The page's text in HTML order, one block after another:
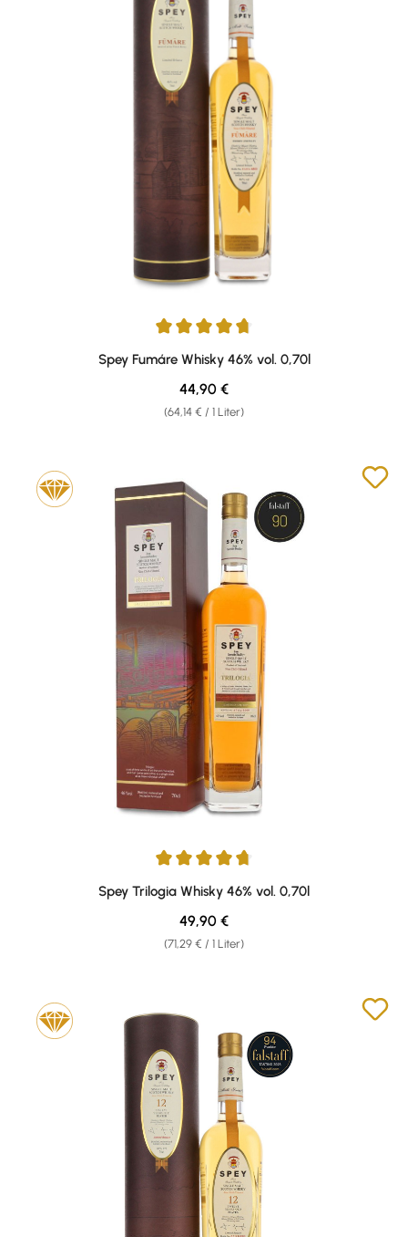
Durchschnittliche Bewertung von 4.83 von 5 Sternen
Spey Fumáre Whisky 46% vol. 0,70l
(64,14 € / 1 Liter)
Regulärer Preis:
44,90 €
Durchschnittliche Bewertung von 4.67 von 5 Sternen
Spey Trilogia Whisky 46% vol. 0,70l
(71,29 € / 1 Liter)
Regulärer Preis:
49,90 €